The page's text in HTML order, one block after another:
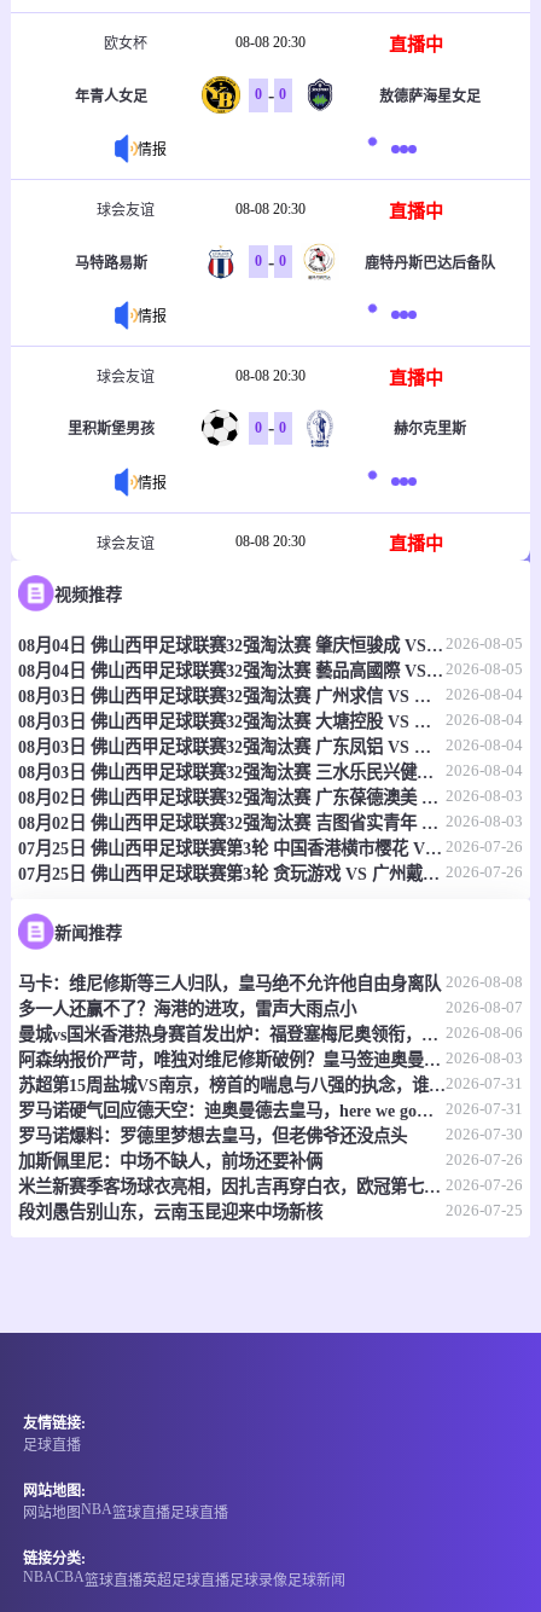
欧女杯 08-08 20:30 直播中
年青人女足 0 - 0 敖德萨海星女足
情报
球会友谊 08-08 20:30 直播中
马特路易斯 0 - 0 鹿特丹斯巴达后备队
情报
球会友谊 08-08 20:30 直播中
里积斯堡男孩 0 - 0 赫尔克里斯
情报
球会友谊 08-08 20:30 直播中
真尼梅顿
情报
球会友谊 08-08 20:30
诺德韦克 0 - 0 特莱弗斯
情报
球会友谊 08-08 20:30 直播中
伊素美禾祖斯
情报
球会友谊 08-08 20:30 直播中
格尔德恩 0 - 0 DVS厄梅洛
情报
马维超 08-08 20:30
克里克SC
-
视频推荐
08月04日 佛山西甲足球联赛32强淘汰赛 肇庆恒骏成 VS 三七互娱 全场录像 2026-08-05
08月04日 佛山西甲足球联赛32强淘汰赛 藝品高國際 VS 湛江狂狼·粵辉能源 全场录像 2026-08-05
08月03日 佛山西甲足球联赛32强淘汰赛 广州求信 VS 顺德新青年 全场录像 2026-08-04
08月03日 佛山西甲足球联赛32强淘汰赛 大塘控股 VS 茂名市点都得 全场录像 2026-08-04
08月03日 佛山西甲足球联赛32强淘汰赛 广东凤铝 VS 湛江八部科技 全场录像 2026-08-04
08月03日 佛山西甲足球联赛32强淘汰赛 三水乐民兴健力宝 VS 中国澳门澳科精英 全场录像 2026-08-04
08月02日 佛山西甲足球联赛32强淘汰赛 广东葆德澳美 VS 白坭兴龙 全场录像 2026-08-03
08月02日 佛山西甲足球联赛32强淘汰赛 吉图省实青年 VS 德兢艾捷斯 全场录像 2026-08-03
07月25日 佛山西甲足球联赛第3轮 中国香港横市樱花 VS 吉图省实青年 全场录像 2026-07-26
07月25日 佛山西甲足球联赛第3轮 贪玩游戏 VS 广州戴拿模 全场录像 2026-07-26
新闻推荐
马卡：维尼修斯等三人归队，皇马绝不允许他自由身离队 2026-08-08
多一人还赢不了？海港的进攻，雷声大雨点小 2026-08-07
曼城vs国米香港热身赛首发出炉：福登塞梅尼奥领衔，迪马尔科巴雷拉在列 2026-08-06
阿森纳报价严苛，唯独对维尼修斯破例？皇马签迪奥曼德，明摆着施压 2026-08-03
苏超第15周盐城VS南京，榜首的喘息与八强的执念，谁先破局？2026-07-31
罗马诺硬气回应德天空：迪奥曼德去皇马，here we go，别吵了！ 2026-07-31
罗马诺爆料：罗德里梦想去皇马，但老佛爷还没点头 2026-07-30
加斯佩里尼：中场不缺人，前场还要补俩 2026-07-26
米兰新赛季客场球衣亮相，因扎吉再穿白衣，欧冠第七冠二十周年纪念 2026-07-26
段刘愚告别山东，云南玉昆迎来中场新核 2026-07-25
友情链接:
足球直播
网站地图:
网站地图NBA篮球直播足球直播
链接分类:
NBACBA篮球直播英超 足球直播足球录像 足球新闻